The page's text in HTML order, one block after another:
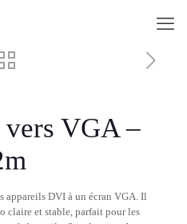
VGA –
appareils DVI à un écran VGA. Il
claire et stable, parfait pour les